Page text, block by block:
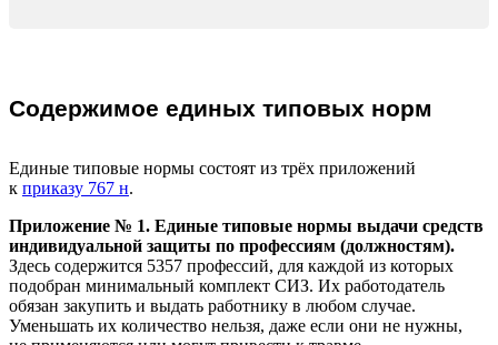
Содержимое единых типовых норм
Единые типовые нормы состоят из трёх приложений
к приказу 767 н.
Приложение № 1. Единые типовые нормы выдачи средств
индивидуальной защиты по профессиям (должностям).
Здесь содержится 5357 профессий, для каждой из которых
подобран минимальный комплект СИЗ. Их работодатель
обязан закупить и выдать работнику в любом случае.
Уменьшать их количество нельзя, даже если они не нужны,